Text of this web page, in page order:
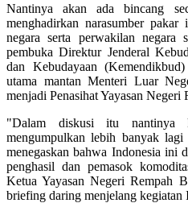
Nantinya akan ada bincang
menghadirkan narasumber
negara serta perwakilan negara
pembuka Direktur Jenderal
dan Kebudayaan
utama mantan Menteri Luar
menjadi Penasihat Yayasan Negeri
"Dalam diskusi itu nantinya
mengumpulkan lebih banyak
menegaskan bahwa Indonesia ini
penghasil dan pemasok
Ketua Yayasan Negeri Rempah
briefing daring menjelang kegiatan